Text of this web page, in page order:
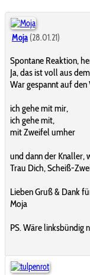
Moja (28.01.21)
Spontane Reaktion,
Ja, das ist voll aus
War gespannt auf
ich gehe mit mir,
ich gehe mit,
mit Zweifel umher
und dann der Knaller,
Trau Dich, Scheiß-
Lieben Gruß & Dank
Moja
PS. Wäre linksbündig